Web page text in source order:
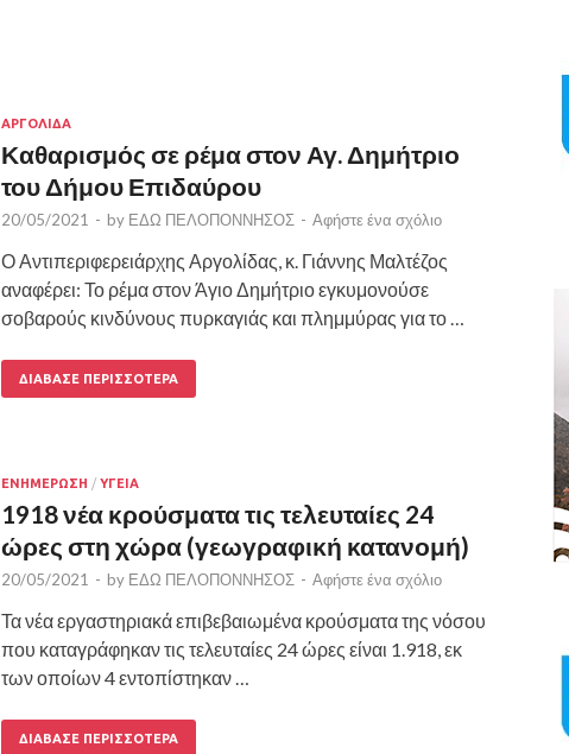
ΑΡΓΟΛΙΔΑ
Καθαρισμός σε ρέμα στον Αγ. Δημήτριο
του Δήμου Επιδαύρου
20/05/2021 - by ΕΔΩ ΠΕΛΟΠΟΝΝΗΣΟΣ - Αφήστε ένα σχόλιο
Ο Αντιπεριφερειάρχης Αργολίδας, κ. Γιάννης Μαλτέζος
αναφέρει: Το ρέμα στον Άγιο Δημήτριο εγκυμονούσε
σοβαρούς κινδύνους πυρκαγιάς και πλημμύρας για το …
ΔΙΆΒΑΣΕ ΠΕΡΙΣΣΌΤΕΡΑ
ΕΝΗΜΕΡΩΣΗ / ΥΓΕΙΑ
1918 νέα κρούσματα τις τελευταίες 24
ώρες στη χώρα (γεωγραφική κατανομή)
20/05/2021 - by ΕΔΩ ΠΕΛΟΠΟΝΝΗΣΟΣ - Αφήστε ένα σχόλιο
Τα νέα εργαστηριακά επιβεβαιωμένα κρούσματα της νόσου
που καταγράφηκαν τις τελευταίες 24 ώρες είναι 1.918, εκ
των οποίων 4 εντοπίστηκαν …
ΔΙΆΒΑΣΕ ΠΕΡΙΣΣΌΤΕΡΑ